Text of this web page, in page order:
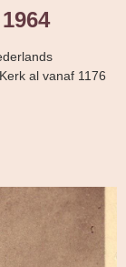
1964
al vanaf 1176